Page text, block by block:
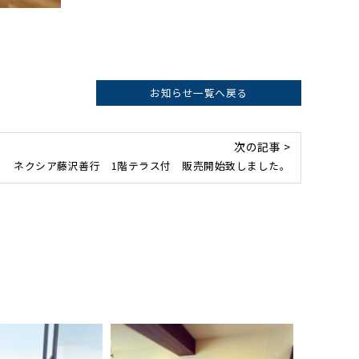
お知らせ一覧へ戻る
次の記事 >
ネクシア藤沢善行 1階テラス付 販売開始致しました。